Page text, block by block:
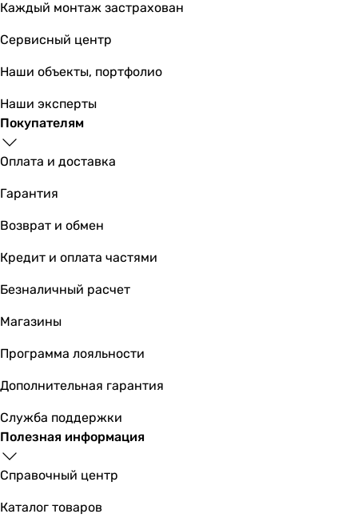
Каждый монтаж застрахован
Сервисный центр
Наши объекты, портфолио
Наши эксперты
Покупателям
Оплата и доставка
Гарантия
Возврат и обмен
Кредит и оплата частями
Безналичный расчет
Магазины
Программа лояльности
Дополнительная гарантия
Служба поддержки
Полезная информация
Справочный центр
Каталог товаров